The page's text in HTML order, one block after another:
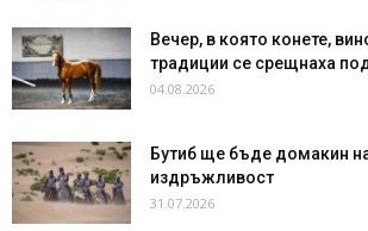
Вечер, в която конете,
традиции се срещнаха
04.08.2026
Бутиб ще бъде домакин
издръжливост
31.07.2026